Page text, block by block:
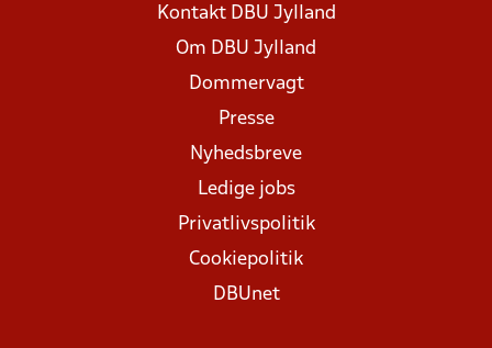
Kontakt DBU Jylland
Om DBU Jylland
Dommervagt
Presse
Nyhedsbreve
Ledige jobs
Privatlivspolitik
Cookiepolitik
DBUnet